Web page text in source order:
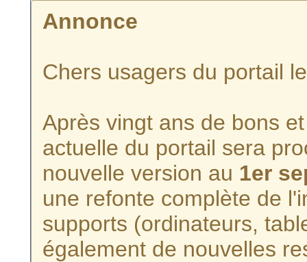
Annonce
Chers usagers du portail
Après vingt ans de bons
actuelle du portail sera
nouvelle version au 1er
une refonte complète de
supports (ordinateurs,
également de nouvelles